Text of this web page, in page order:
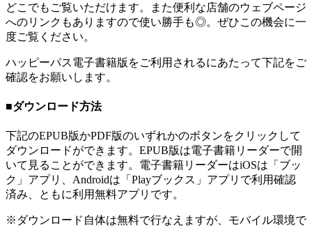
どこでもご覧いただけます。また便利な店舗のウェブページ
へのリンクもありますので使い勝手も◎。ぜひこの機会に一
度ご覧ください。
ハッピーパス電子書籍版をご利用されるにあたって下記をご
確認をお願いします。
■ダウンロード方法
下記のEPUB版かPDF版のいずれかのボタンをクリックして
ダウンロードができます。EPUB版は電子書籍リーダーで開
いて見ることができます。電子書籍リーダーはiOSは「ブッ
ク」アプリ、Androidは「Playブックス」アプリで利用確認
済み、ともに利用無料アプリです。
※ダウンロード自体は無料で行なえますが、モバイル環境で